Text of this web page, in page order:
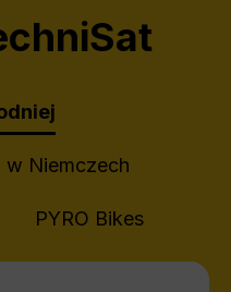
Niemczech
PYRO Bikes